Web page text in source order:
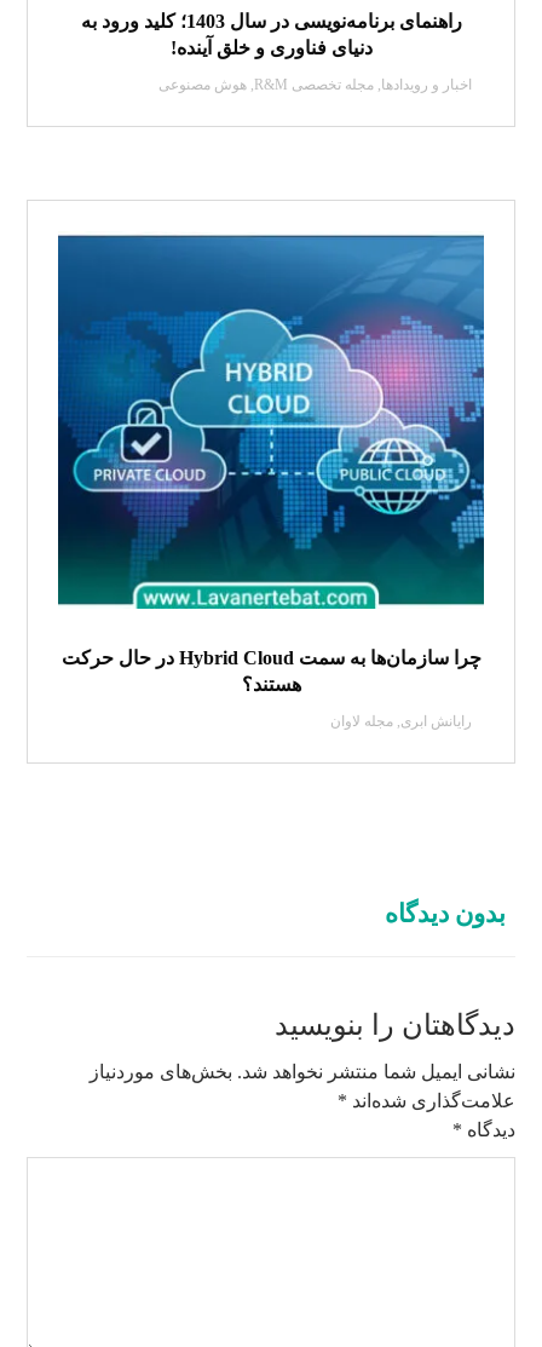
راهنمای برنامه‌نویسی در سال 1403؛ کلید ورود به
دنیای فناوری و خلق آینده!
اخبار و رویدادها,مجله تخصصی R&M ,هوش مصنوعی
چرا سازمان‌ها به سمت Hybrid Cloud در حال حرکت
هستند؟
رایانش ابری,مجله لاوان
بدون دیدگاه
دیدگاهتان را بنویسید
نشانی ایمیل شما منتشر نخواهد شد. بخش‌های موردنیاز
علامت‌گذاری شده‌اند *
دیدگاه *